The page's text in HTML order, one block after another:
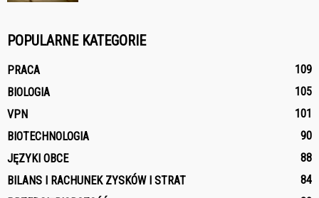
POPULARNE KATEGORIE
PRACA
109
BIOLOGIA
105
VPN
101
BIOTECHNOLOGIA
90
JĘZYKI OBCE
88
BILANS I RACHUNEK ZYSKÓW I STRAT
84